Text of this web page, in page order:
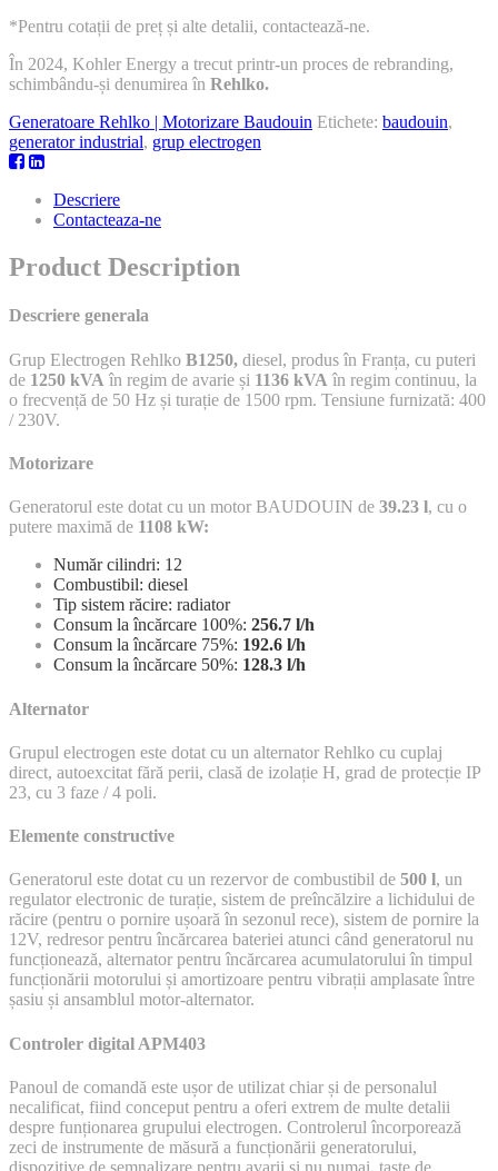
*Pentru cotații de preț și alte detalii, contactează-ne.
În 2024, Kohler Energy a trecut printr-un proces de rebranding,
schimbându-și denumirea în Rehlko.
Generatoare Rehlko | Motorizare Baudouin Etichete: baudouin,
generator industrial, grup electrogen
Descriere
Contacteaza-ne
Product Description
Descriere generala
Grup Electrogen Rehlko B1250, diesel, produs în Franța, cu puteri
de 1250 kVA în regim de avarie și 1136 kVA în regim continuu, la
o frecvență de 50 Hz și turație de 1500 rpm. Tensiune furnizată: 400
/ 230V.
Motorizare
Generatorul este dotat cu un motor BAUDOUIN de 39.23 l, cu o
putere maximă de 1108 kW:
Număr cilindri: 12
Combustibil: diesel
Tip sistem răcire: radiator
Consum la încărcare 100%: 256.7 l/h
Consum la încărcare 75%: 192.6 l/h
Consum la încărcare 50%: 128.3 l/h
Alternator
Grupul electrogen este dotat cu un alternator Rehlko cu cuplaj
direct, autoexcitat fără perii, clasă de izolație H, grad de protecție IP
23, cu 3 faze / 4 poli.
Elemente constructive
Generatorul este dotat cu un rezervor de combustibil de 500 l, un
regulator electronic de turație, sistem de preîncălzire a lichidului de
răcire (pentru o pornire ușoară în sezonul rece), sistem de pornire la
12V, redresor pentru încărcarea bateriei atunci când generatorul nu
funcționează, alternator pentru încărcarea acumulatorului în timpul
funcționării motorului și amortizoare pentru vibrații amplasate între
șasiu și ansamblul motor-alternator.
Controler digital APM403
Panoul de comandă este ușor de utilizat chiar și de personalul
necalificat, fiind conceput pentru a oferi extrem de multe detalii
despre funționarea grupului electrogen. Controlerul încorporează
zeci de instrumente de măsură a funcționării generatorului,
dispozitive de semnalizare pentru avarii și nu numai, taste de